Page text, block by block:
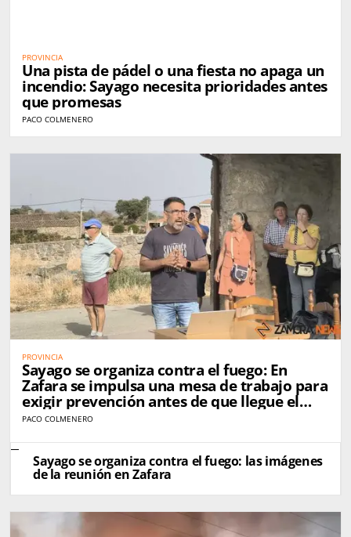
PROVINCIA
Una pista de pádel o una fiesta no apaga un
incendio: Sayago necesita prioridades antes
que promesas
PACO COLMENERO
PROVINCIA
Sayago se organiza contra el fuego: En
Zafara se impulsa una mesa de trabajo para
exigir prevención antes de que llegue el
próximo incendio
PACO COLMENERO
Sayago se organiza contra el fuego: las imágenes
de la reunión en Zafara